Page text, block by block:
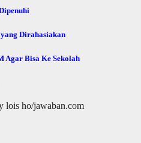
Dirahasiakan
Agar Bisa Ke Sekolah
lois ho/jawaban.com